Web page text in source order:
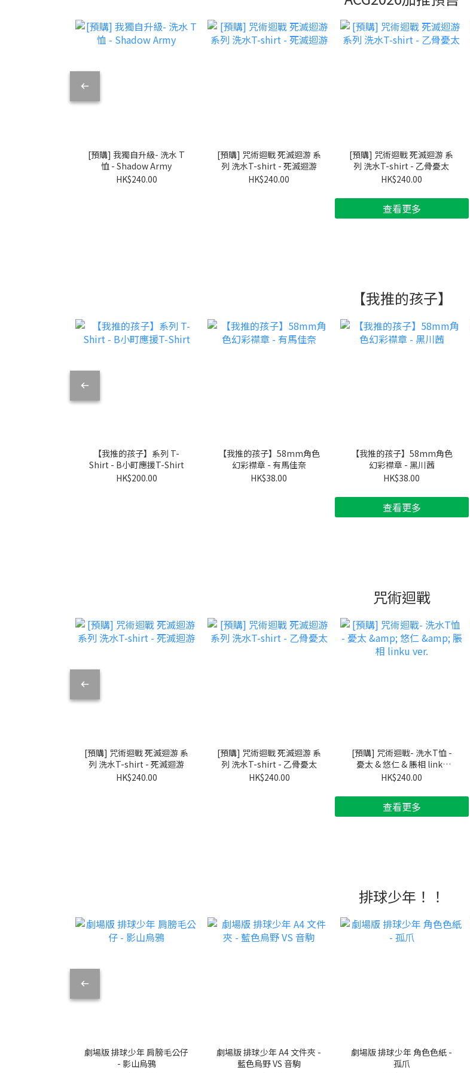
[預購] 我獨自升級- 洗水 T
恤 - Shadow Army
HK$240.00
[預購] 咒術迴戰 死滅迴游 系
列 洗水T-shirt - 死滅迴游
HK$240.00
[預購] 咒術迴戰 死滅迴游 系
列 洗水T-shirt - 乙骨憂太
HK$240.00
查看更多
【我推的孩子】
【我推的孩子】系列 T-
Shirt - B小町應援T-Shirt
HK$200.00
【我推的孩子】58mm角色
幻彩襟章 - 有馬佳奈
HK$38.00
【我推的孩子】58mm角色
幻彩襟章 - 黑川茜
HK$38.00
查看更多
咒術迴戰
[預購] 咒術迴戰 死滅迴游 系
列 洗水T-shirt - 死滅迴游
HK$240.00
[預購] 咒術迴戰 死滅迴游 系
列 洗水T-shirt - 乙骨憂太
HK$240.00
[預購] 咒術迴戰- 洗水T恤 -
憂太 & 悠仁 & 脹相 linku
ver.
HK$240.00
查看更多
排球少年！！
劇場版 排球少年 肩膀毛公仔
- 影山烏鴉
劇場版 排球少年 A4 文件夾 -
藍色烏野 VS 音駒
劇場版 排球少年 角色色紙 -
孤爪